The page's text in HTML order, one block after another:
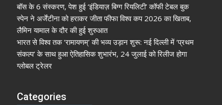
बॉस के 6 संस्करण, पेश हुई ‘इंडियाज़ बिग्ग रियलिटी’ कॉफी टेबल बुक
स्पेन ने अर्जेंटीना को हराकर जीता फीफा विश्व कप 2026 का खिताब,
लैमिन यामाल के दौर की हुई शुरुआत
भारत से विश्व तक ‘रामायणम्’ की भव्य उड़ान शुरू: नई दिल्ली में ‘प्रथम
संकल्प’ के साथ हुआ ऐतिहासिक शुभारंभ, 24 जुलाई को रिलीज होगा
ग्लोबल ट्रेलर
Categories